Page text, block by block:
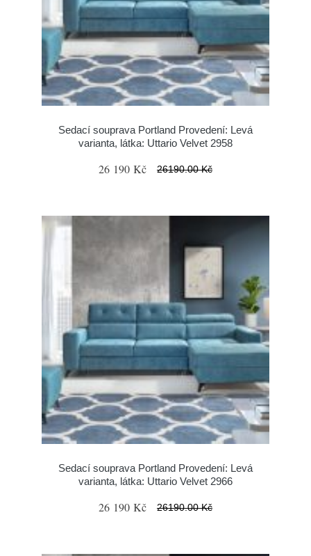
Sedací souprava Portland Provedení: Levá
varianta, látka: Uttario Velvet 2958
26 190 Kč 26190.00 Kč
Sedací souprava Portland Provedení: Levá
varianta, látka: Uttario Velvet 2966
26 190 Kč 26190.00 Kč